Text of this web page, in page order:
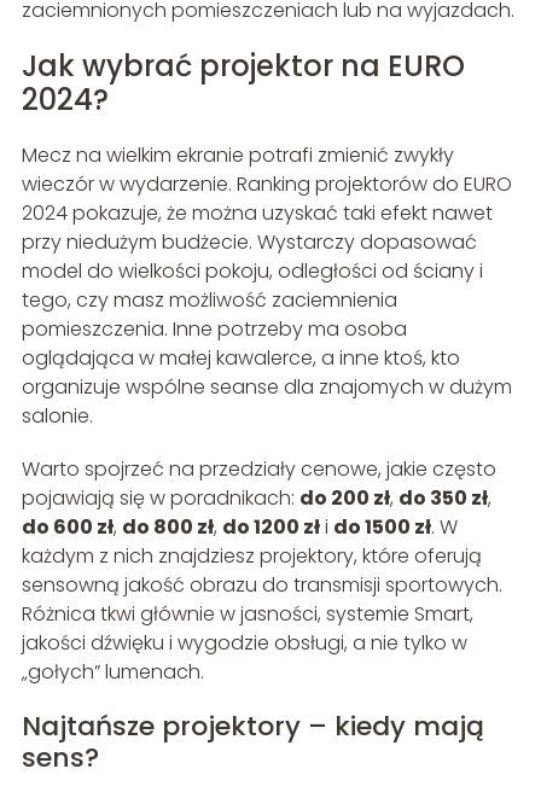
zaciemnionych pomieszczeniach lub na wyjazdach.
Jak wybrać projektor na EURO
2024?
Mecz na wielkim ekranie potrafi zmienić zwykły
wieczór w wydarzenie. Ranking projektorów do EURO
2024 pokazuje, że można uzyskać taki efekt nawet
przy niedużym budżecie. Wystarczy dopasować
model do wielkości pokoju, odległości od ściany i
tego, czy masz możliwość zaciemnienia
pomieszczenia. Inne potrzeby ma osoba
oglądająca w małej kawalerce, a inne ktoś, kto
organizuje wspólne seanse dla znajomych w dużym
salonie.
Warto spojrzeć na przedziały cenowe, jakie często
pojawiają się w poradnikach: do 200 zł, do 350 zł,
do 600 zł, do 800 zł, do 1200 złi do 1500 zł. W
każdym z nich znajdziesz projektory, które oferują
sensowną jakość obrazu do transmisji sportowych.
Różnica tkwi głównie w jasności, systemie Smart,
jakości dźwięku i wygodzie obsługi, a nie tylko w
„gołych” lumenach.
Najtańsze projektory – kiedy mają
sens?